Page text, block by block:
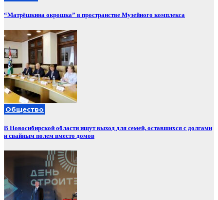
“Матрёшкина окрошка” в пространстве Музейного комплекса
Общество
В Новосибирской области ищут выход для семей, оставшихся с долгами
и свайным полем вместо домов